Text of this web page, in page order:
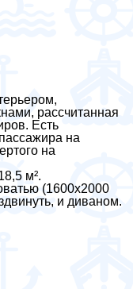
рассчитанная
Есть
на
на
м².
(1600х2000
и диваном.